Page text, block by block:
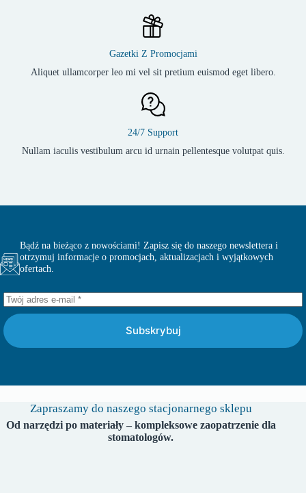
Gazetki Z Promocjami
Aliquet ullamcorper leo mi vel sit pretium euismod eget libero.
24/7 Support
Nullam iaculis vestibulum arcu id urnain pellentesque volutpat quis.
Bądź na bieżąco z nowościami! Zapisz się do naszego newslettera i
otrzymuj informacje o promocjach, aktualizacjach i wyjątkowych
ofertach.
Subskrybuj
Zapraszamy do naszego stacjonarnego sklepu
Od narzędzi po materiały – kompleksowe zaopatrzenie dla
stomatologów.